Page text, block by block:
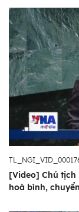
[Video] Chủ tịch
hoà bình,